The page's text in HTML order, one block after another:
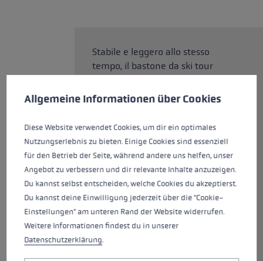
Stabile e leggero allo stesso
tempo, il bastone da ski tour
escursione con gli sci. È dotato
ancora più comfort e controllo in
un tour con gli sci. La speciale
tecnologia della cavità consente
una combinazione di
costruzione leggera. Le ampie
superfici di supporto offrono il
massimo sostegno in montagna.
Il retro del manico è
L'ampia superficie di appoggio
Preferenze per i cookie
Allgemeine Informationen über Cookies
Diese Website verwendet Cookies, um dir ein optimales
Nutzungserlebnis zu bieten. Einige Cookies sind essenziell
für den Betrieb der Seite, während andere uns helfen, unser
Angebot zu verbessern und dir relevante Inhalte anzuzeigen.
Du kannst selbst entscheiden, welche Cookies du akzeptierst.
Du kannst deine Einwilligung jederzeit über die "Cookie-
Einstellungen" am unteren Rand der Website widerrufen.
Weitere Informationen findest du in unserer
Datenschutzerklärung.